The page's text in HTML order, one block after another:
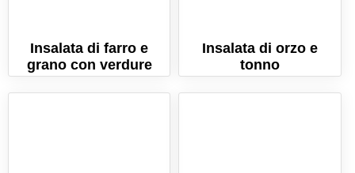
Insalata di farro e
grano con verdure
Insalata di orzo e
tonno